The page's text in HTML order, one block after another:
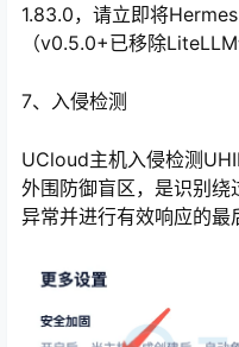
1.83.0，请立即将
（v0.5.0+已移除LiteLLM
7、入侵检测
UCloud主机入侵检测
外围防御盲区，是识别绕
异常并进行有效响应的最